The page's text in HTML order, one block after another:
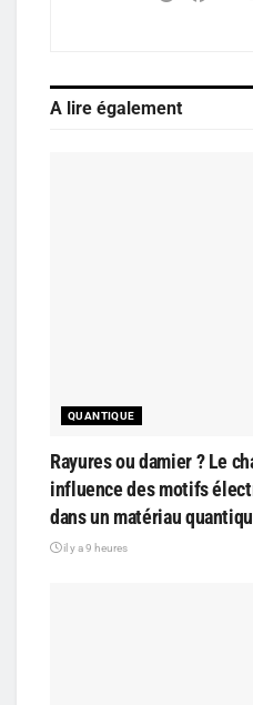
A lire également
QUANTIQUE
Rayures ou damier ? Le
influence des motifs
dans un matériau
il y a 9 heures